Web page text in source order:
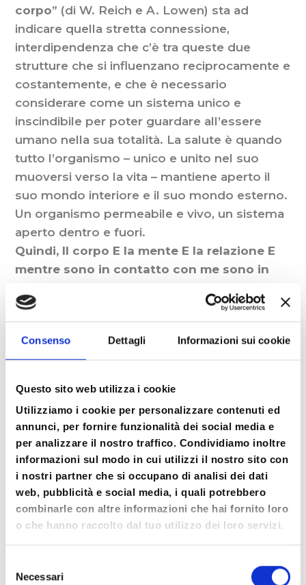
Consenso Dettagli Informazioni sui cookie
Questo sito web utilizza i cookie
Utilizziamo i cookie per personalizzare contenuti ed
annunci, per fornire funzionalità dei social media e
per analizzare il nostro traffico. Condividiamo inoltre
informazioni sul modo in cui utilizzi il nostro sito con
i nostri partner che si occupano di analisi dei dati
web, pubblicità e social media, i quali potrebbero
combinarle con altre informazioni che hai fornito loro
o che hanno raccolto dal tuo utilizzo dei loro servizi.
delNecessari
corpo” (di W. Reich e A. Lowen) sta ad
indicare quella stretta connessione,
interdipendenza che c’è tra queste due
strutture che si influenzano reciprocamente e
costantemente, e che è necessario
considerare come un sistema unico e
inscindibile per poter guardare all’essere
umano nella sua totalità. La salute è quando
tutto l’organismo – unico e unito nel suo
muoversi verso la vita – mantiene aperto il
suo mondo interiore e il suo mondo esterno.
Un organismo permeabile e vivo, un sistema
aperto dentro e fuori.
Quindi, Il corpo E la mente E la relazione E
mentre sono in contatto con me sono in
La nostra società – moderna e bisognosa di
umanità – è ambivalente, dicevo. Ed anche il
nostro mondo interno, spesso, vive di
con potenzialità e limiti. Ed ecco il conflitto:
Ha più valore Il mio mondo interno o il mio
mondo esterno? Seguo quello che sento o
quello che penso? Ha più valore quello in cui
dovere? Io o tu? La spiritualità o la
materialità? Sono buono o cattivo? Sono
egoista o altruista? Sono forte o debole? Le
mie risorse o i miei limiti? La paura o il
il cambiamento? La natura o la cultura? Il